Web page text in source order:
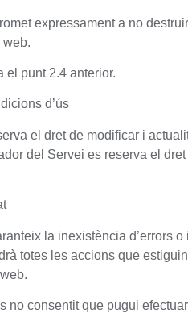
expressament a no
web.
el punt 2.4 anterior.
d’ús
el dret de modificar i
del Servei es reserva el
la inexistència d’errors
totes les accions que
no consentit que pugui